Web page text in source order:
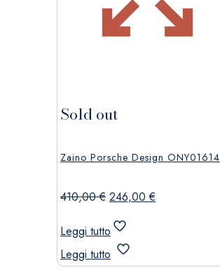
Sold out
Zaino Porsche Design ONY01614
410,00€ Il
originale
era:
410,00 €.
246,00€
246,00 €.
Leggi tutto
Leggi tutto